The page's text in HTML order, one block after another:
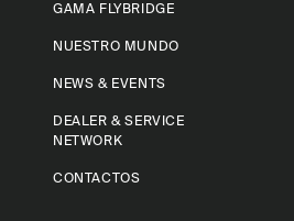
GAMA FLYBRIDGE
NUESTRO MUNDO
NEWS & EVENTS
DEALER & SERVICE
NETWORK
CONTACTOS